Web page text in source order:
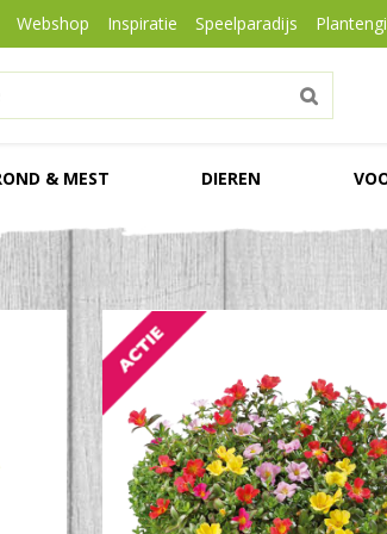
Webshop Inspiratie Speelparadijs
& MEST DIEREN